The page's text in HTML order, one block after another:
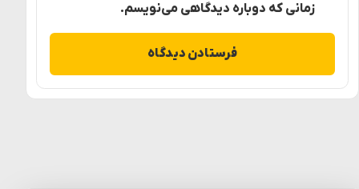
زمانی که دوباره دیدگاهی می‌نویسم.